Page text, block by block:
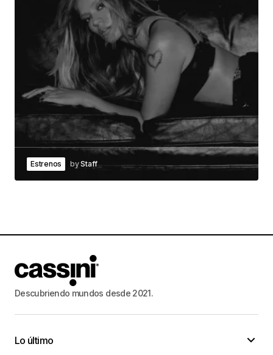
Estrenos byStaff
Descubriendo mundos desde 2021.
Lo último